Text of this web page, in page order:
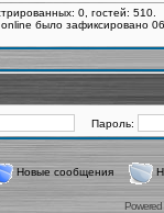
0, гостей:
online было зафиксировано
Пароль:
Новые сообщения